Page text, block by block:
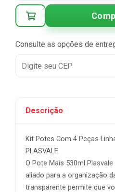
Consulte as opções de
Descrição
Kit Potes Com 4 Peças
PLASVALE
O Pote Mais 530ml
aliado para a organização
transparente permite que